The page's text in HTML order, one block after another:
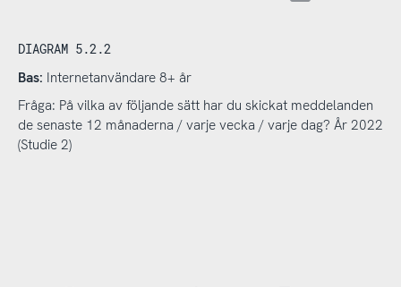
DIAGRAM 5.2.2
Bas: Internetanvändare 8+ år
Fråga: På vilka av följande sätt har du skickat meddelanden
de senaste 12 månaderna / varje vecka / varje dag? År 2022
(Studie 2)